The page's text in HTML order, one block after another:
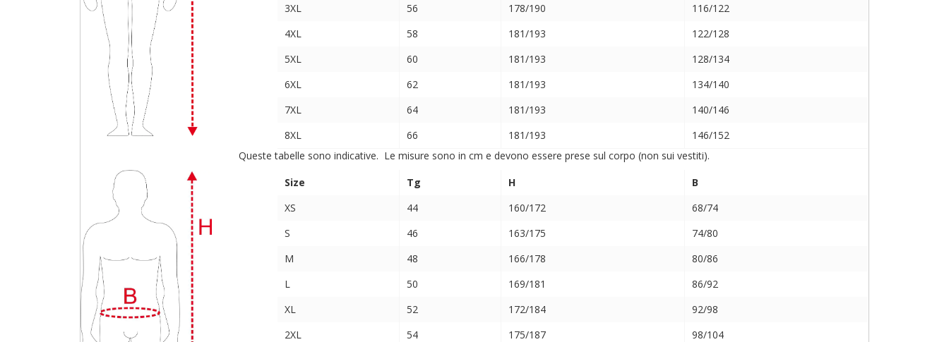
3XL
56 178/190
116/122
4XL
58 181/193
122/128
5XL
60 181/193
128/134
6XL
62 181/193
134/140
7XL
64 181/193
140/146
8XL
66 181/193
146/152
Queste tabelle sono indicative. Le misure sono in cm e devono essere prese sul corpo (non sui vestiti).
Size
Tg H
B
XS
44 160/172
68/74
S
46 163/175
74/80
M
48 166/178
80/86
L
50 169/181
86/92
XL
52 172/184
92/98
2XL
54 175/187
98/104